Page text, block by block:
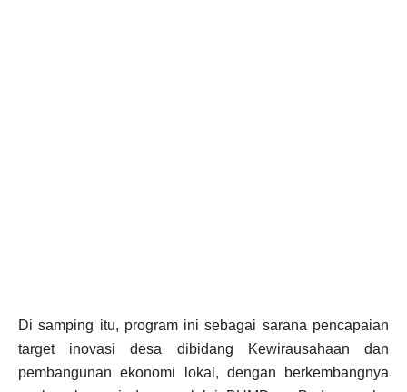
Di samping itu, program ini sebagai sarana pencapaian
target inovasi desa dibidang Kewirausahaan dan
pembangunan ekonomi lokal, dengan berkembangnya